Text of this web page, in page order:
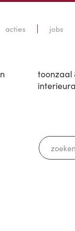
acties jobs
toonzaal